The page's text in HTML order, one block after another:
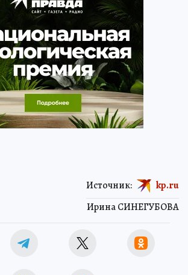
Ирина СИНЕГУБОВА
Источник: kp.ru